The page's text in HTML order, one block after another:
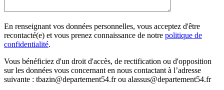
En renseignant vos données personnelles, vous acceptez d'être
recontacté(e) et vous prenez connaissance de notre politique de
confidentialité.
Vous bénéficiez d'un droit d'accès, de rectification ou d'opposition
sur les données vous concernant en nous contactant à l’adresse
suivante : tbazin@departement54.fr ou alassus@departement54.fr